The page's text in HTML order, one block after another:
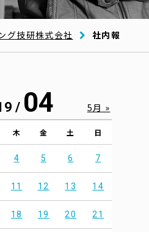
グ技研株式会社 社内報
/ 04
木 金 土 日
4 5 6 7
11 12 13 14
18 19 20 21
5月 »